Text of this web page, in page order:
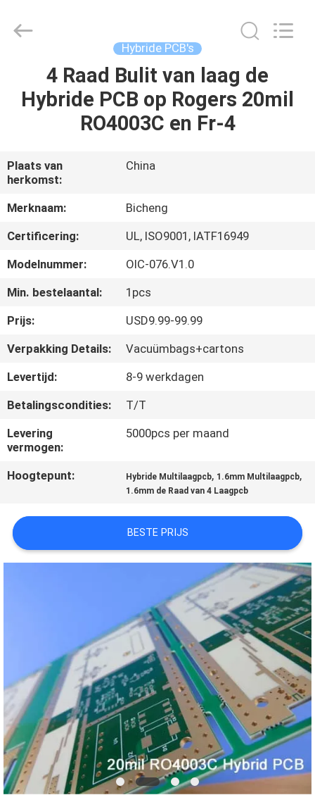
PRODUCTEN
VIDEO'S
OVER
ONS
KWALITEITSCONTROLE
NEEM
MET
ONS
GEVALLEN
PRIVACYBELEID
Technology
Hybride PCB's
4 Raad Bulit van laag de
Hybride PCB op Rogers 20mil
RO4003C en Fr-4
Plaats van
herkomst:
China
Merknaam:
Bicheng
Certificering:
UL, ISO9001, IATF16949
Modelnummer:
OIC-076.V1.0
Min. bestelaantal:
1pcs
Prijs:
USD9.99-99.99
Verpakking Details:
Vacuümbags+cartons
Levertijd:
8-9 werkdagen
Betalingscondities:
T/T
Levering
vermogen:
5000pcs per maand
Hoogtepunt: Hybride Multilaagpcb, 1.6mm Multilaagpcb,
1.6mm de Raad van 4 Laagpcb
BESTE PRIJS